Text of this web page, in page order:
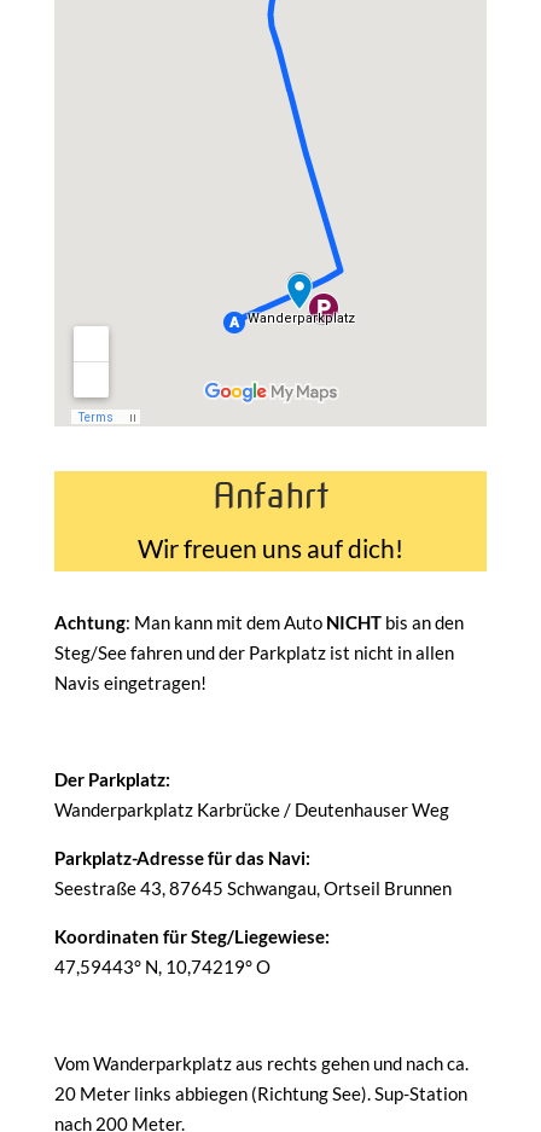
Anfahrt
Wir freuen uns auf dich!
Achtung: Man kann mit dem Auto NICHT bis an den
Steg/See fahren und der Parkplatz ist nicht in allen
Navis eingetragen!
Der Parkplatz:
Wanderparkplatz Karbrücke / Deutenhauser Weg
Parkplatz-Adresse für das Navi:
Seestraße 43, 87645 Schwangau, Ortseil Brunnen
Koordinaten für Steg/Liegewiese:
47,59443° N, 10,74219° O
Vom Wanderparkplatz aus rechts gehen und nach ca.
20 Meter links abbiegen (Richtung See). Sup-Station
nach 200 Meter.